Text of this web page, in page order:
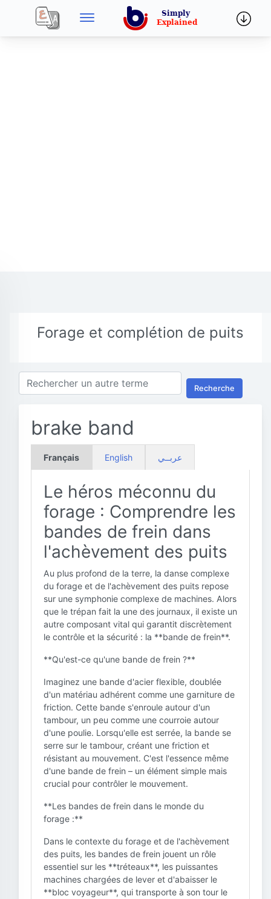
Forage et complétion de puits
Recherche
brake band
Français English عربــي
Le héros méconnu du
forage : Comprendre les
bandes de frein dans
l'achèvement des puits
Au plus profond de la terre, la danse complexe
du forage et de l'achèvement des puits repose
sur une symphonie complexe de machines. Alors
que le trépan fait la une des journaux, il existe un
autre composant vital qui garantit discrètement
le contrôle et la sécurité : la **bande de frein**.
**Qu'est-ce qu'une bande de frein ?**
Imaginez une bande d'acier flexible, doublée
d'un matériau adhérent comme une garniture de
friction. Cette bande s'enroule autour d'un
tambour, un peu comme une courroie autour
d'une poulie. Lorsqu'elle est serrée, la bande se
serre sur le tambour, créant une friction et
résistant au mouvement. C'est l'essence même
d'une bande de frein – un élément simple mais
crucial pour contrôler le mouvement.
**Les bandes de frein dans le monde du
forage :**
Dans le contexte du forage et de l'achèvement
des puits, les bandes de frein jouent un rôle
essentiel sur les **tréteaux**, les puissantes
machines chargées de lever et d'abaisser le
**bloc voyageur**, qui transporte à son tour le